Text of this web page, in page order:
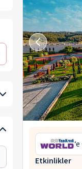
Etkinlikler